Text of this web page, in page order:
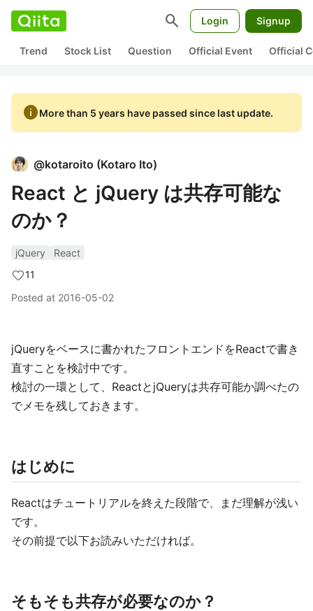
search Login Signup
Trend Stock List Question Official Event Official
infoMore than 5 years have passed since last update.
@kotaroito (Kotaro Ito)
React と jQuery は共存可能な
のか？
jQuery
React
11
Posted at 2016-05-02
jQueryをベースに書かれたフロントエンドをReactで書き
直すことを検討中です。
検討の一環として、ReactとjQueryは共存可能か調べたの
でメモを残しておきます。
はじめに
Reactはチュートリアルを終えた段階で、まだ理解が浅い
です。
その前提で以下お読みいただければ。
そもそも共存が必要なのか？